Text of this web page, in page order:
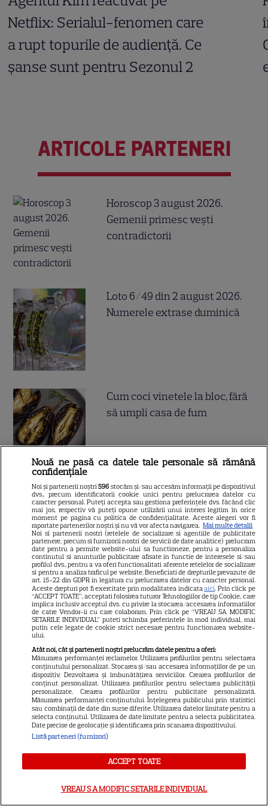
Netflix: Serialul-fenomen care
a rupt topurile de audiență. Ce
șanse sunt pentru Sezonul 2
ARTICOLE PARTENERI
Horoscop 3 august 2026.
Gemenii primesc vești
contradictorii
Loto 6/49 din 2 august 2026.
Numerele extrase duminică
Cum coci vinetele la bloc, fără
să umpli casa de fum
Cum se face cafeaua la presa
franceză – cum funcționează
și care sunt avantajele
ALTE ARTICOLE
INTERESANTE
DISNEY PLUS
Premiere de neratat pe Netflix,
Disney+ și SkyShowtime în
colecție și vedete de top
Nouă ne pasă ca datele tale personale să rămână
confidențiale
Noi și partenerii noștri596 stocăm și/sau accesăm informații pe dispozitivul
dvs., precum identificatorii cookie unici pentru prelucrarea datelor cu
caracter personal. Puteți accepta sau gestiona preferințele dvs. făcând clic
mai jos, respectiv vă puteți opune utilizării unui interes legitim în orice
moment pe pagina cu politica de confidențialitate. Aceste alegeri vor fi
raportate partenerilor noștri și nu vă vor afecta navigarea. Mai multe detalii
Noi si partenerii nostri (retelele de socializare si agentiile de publicitate
partenere, precum si furnizorii nostri de servicii de date analitice) prelucram
date pentru a permite website-ului sa functioneze, pentru a personaliza
continutul si anunturile publicitare afisate in functie de interesele si/sau
profilul dvs., pentru a va oferi functionalitati aferente retelelor de socializare
si pentru a analiza traficul pe website. Beneficiati de drepturile prevazute de
art. 15-22 din GDPR in legatura cu prelucrarea datelor cu caracter personal.
Aceste drepturi pot fi exercitate prin modalitatea indicataaici. Prin click pe
“ACCEPT TOATE”, acceptati folosirea tuturor Tehnologiilor de tip Cookie, care
implica inclusiv acceptul dvs. cu privire la stocarea/accesarea informatiilor
de catre Vendor-ii cu care colaboram. Prin click pe “VREAU SA MODIFIC
SETARILE INDIVIDUAL” puteti schimba preferintele in mod individual, mai
putin cele legate de cookie strict necesare pentru functionarea website-
ului.
Atât noi, cât și partenerii noștri prelucrăm datele pentru a oferi:
Măsurarea performanței reclamelor. Utilizarea profilurilor pentru selectarea
conținutului personalizat. Stocarea și/sau accesarea informațiilor de pe un
dispozitiv. Dezvoltarea și îmbunătățirea serviciilor. Crearea profilurilor de
conținut personalizat. Utilizarea profilurilor pentru selectarea publicității
personalizate. Crearea profilurilor pentru publicitate personalizată.
Măsurarea performanței conținutului. Înțelegerea publicului prin statistici
sau combinații de date din surse diferite. Utilizarea datelor limitate pentru a
selecta conținutul. Utilizarea de date limitate pentru a selecta publicitatea.
Date precise de geolocație și identificarea prin scanarea dispozitivului.
Listă parteneri (furnizori)
ACCEPT TOATE
VREAU SA MODIFIC SETARILE INDIVIDUAL